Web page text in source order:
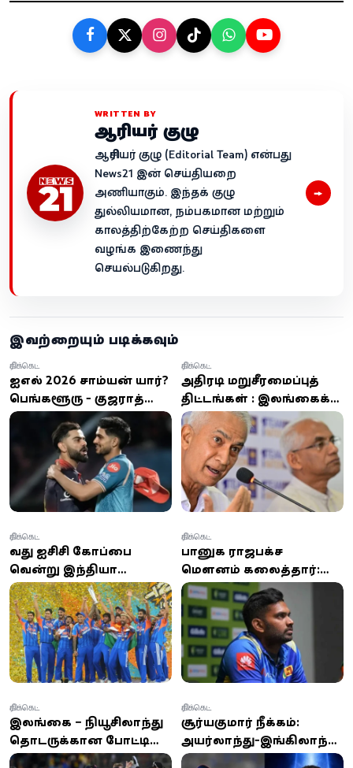
WRITTEN BY
ஆசிரியர் குழு
ஆசிரியர் குழு (Editorial Team) என்பது
News21 இன் செய்தியறை
அணியாகும். இந்தக் குழு
துல்லியமான, நம்பகமான மற்றும்
காலத்திற்கேற்ற செய்திகளை
வழங்க இணைந்து
செயல்படுகிறது.
→
இவற்றையும் படிக்கவும்
ஐபிஎல் 2026 சாம்பியன் யார்?
பெங்களூரு - குஜராத்
அணிகள் இன்று
இறுதிப்போட்டியில்
மோதல்
கிரிக்கெட்
அதிரடி மறுசீரமைப்புத்
திட்டங்கள் : இலங்கைக்
கிரிக்கெட் புத்துயிர்
பெறுமா?
கிரிக்கெட்
8வது ஐசிசி கோப்பை
வென்று இந்தியா
வரலாறு…
ஆஸ்திரேலியாவுக்கு
அடுத்ததாக 2வது இடம்
கிரிக்கெட்
பானுக ராஜபக்ச
மௌனம் கலைத்தார்:
தனிப்பட்ட வாழ்க்கை
சர்ச்சை குறித்து
விளக்கம்!
கிரிக்கெட்
இலங்கை – நியூசிலாந்து
தொடருக்கான போட்டி
அட்டவணை வெளியீடு
கிரிக்கெட்
சூர்யகுமார் நீக்கம்:
அயர்லாந்து-இங்கிலாந்து
டி20 தொடருக்கான
கிரிக்கெட்